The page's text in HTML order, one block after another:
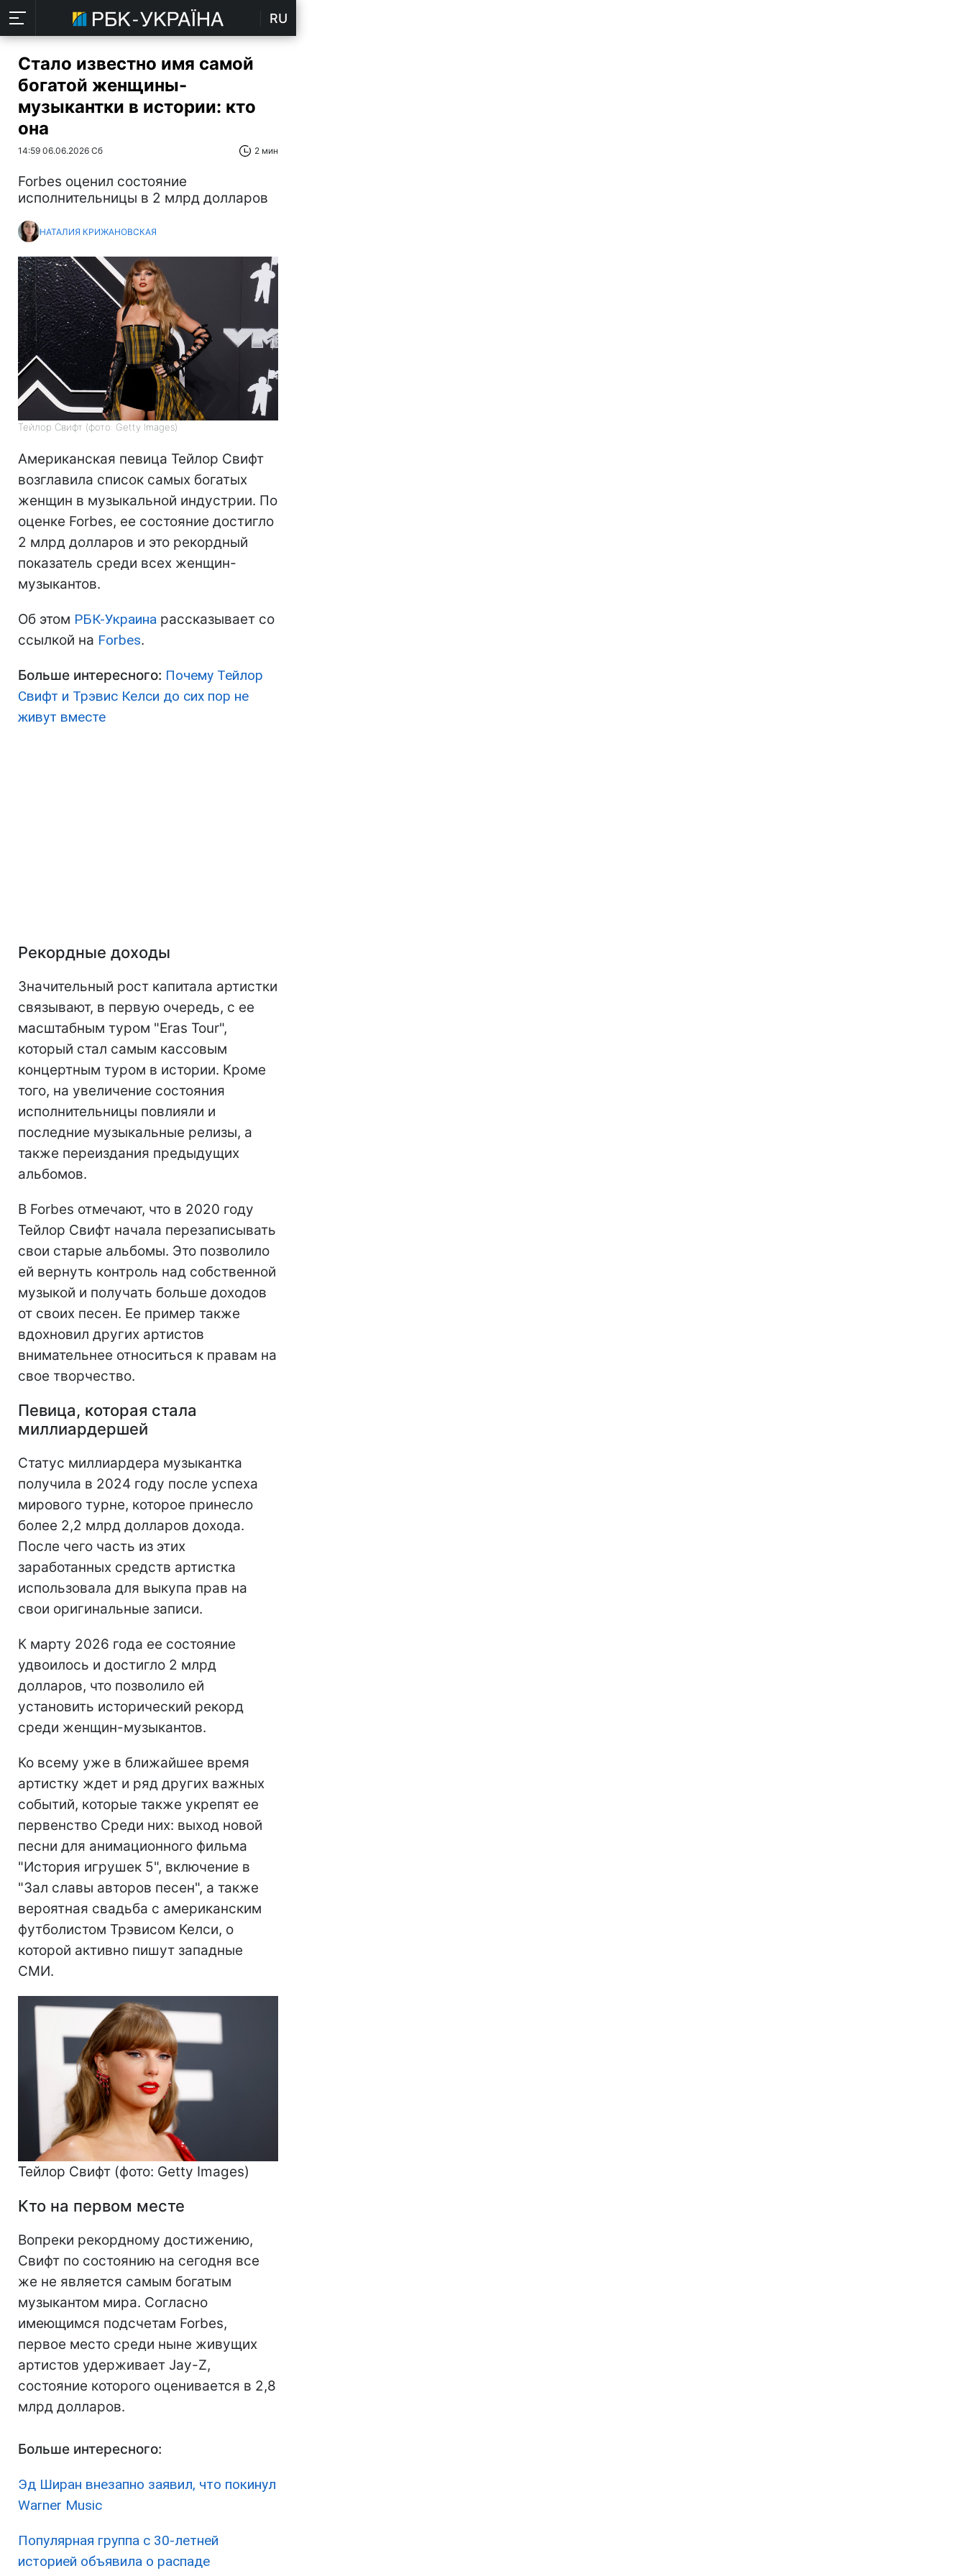
RU
Стало известно имя самой
богатой женщины-
музыкантки в истории: кто
она
14:59 06.06.2026 Сб 2 мин
Forbes оценил состояние
исполнительницы в 2 млрд долларов
НАТАЛИЯ КРИЖАНОВСКАЯ
Тейлор Свифт (фото: Getty Images)
Американская певица Тейлор Свифт
возглавила список самых богатых
женщин в музыкальной индустрии. По
оценке Forbes, ее состояние достигло
2 млрд долларов и это рекордный
показатель среди всех женщин-
музыкантов.
Об этом РБК-Украина рассказывает со
ссылкой на Forbes.
Больше интересного: Почему Тейлор
Свифт и Трэвис Келси до сих пор не
живут вместе
Рекордные доходы
Значительный рост капитала артистки
связывают, в первую очередь, с ее
масштабным туром "Eras Tour",
который стал самым кассовым
концертным туром в истории. Кроме
того, на увеличение состояния
исполнительницы повлияли и
последние музыкальные релизы, а
также переиздания предыдущих
альбомов.
В Forbes отмечают, что в 2020 году
Тейлор Свифт начала перезаписывать
свои старые альбомы. Это позволило
ей вернуть контроль над собственной
музыкой и получать больше доходов
от своих песен. Ее пример также
вдохновил других артистов
внимательнее относиться к правам на
свое творчество.
Певица, которая стала
миллиардершей
Статус миллиардера музыкантка
получила в 2024 году после успеха
мирового турне, которое принесло
более 2,2 млрд долларов дохода.
После чего часть из этих
заработанных средств артистка
использовала для выкупа прав на
свои оригинальные записи.
К марту 2026 года ее состояние
удвоилось и достигло 2 млрд
долларов, что позволило ей
установить исторический рекорд
среди женщин-музыкантов.
Ко всему уже в ближайшее время
артистку ждет и ряд других важных
событий, которые также укрепят ее
первенство Среди них: выход новой
песни для анимационного фильма
"История игрушек 5", включение в
"Зал славы авторов песен", а также
вероятная свадьба с американским
футболистом Трэвисом Келси, о
которой активно пишут западные
СМИ.
Тейлор Свифт (фото: Getty Images)
Кто на первом месте
Вопреки рекордному достижению,
Свифт по состоянию на сегодня все
же не является самым богатым
музыкантом мира. Согласно
имеющимся подсчетам Forbes,
первое место среди ныне живущих
артистов удерживает Jay-Z,
состояние которого оценивается в 2,8
млрд долларов.
Больше интересного:
Эд Ширан внезапно заявил, что покинул
Warner Music
Популярная группа с 30-летней
историей объявила о распаде